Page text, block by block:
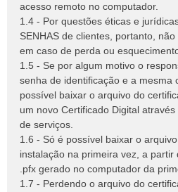
acesso remoto no computador.
1.4 - Por questões éticas e
SENHAS de clientes, portanto,
em caso de perda ou
1.5 - Se por algum motivo o
senha de identificação e a mesma
possível baixar o arquivo do
um novo Certificado Digital
de serviços.
1.6 - Só é possível baixar o
instalação na primeira vez, a
.pfx gerado no computador da
1.7 - Perdendo o arquivo do